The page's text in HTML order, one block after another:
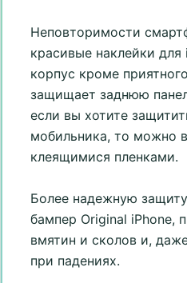
Неповторимости
красивые наклейки для
корпус кроме
защищает заднюю
если вы хотите
мобильника, то можно
клеящимися пленками.
Более надежную
бампер Original iPhone,
вмятин и сколов и,
при падениях.